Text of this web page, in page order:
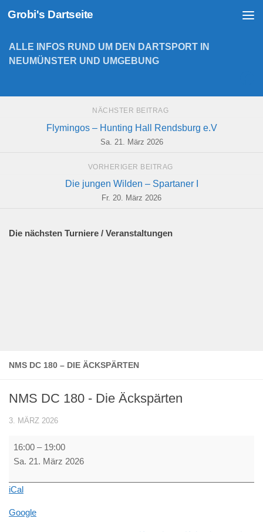
Zum Inhalt springen
Grobi's Dartseite
NMS DC 180 – DIE ÄCKSPÄRTEN
NMS DC 180 - Die Äckspärten
3. MÄRZ 2026
NMS
DC
-
Äckspärten
16:00 – 19:00
Sa. 21. März 2026
iCal
Google
ALLE INFOS RUND UM DEN DARTSPORT IN
NEUMÜNSTER UND UMGEBUNG
NÄCHSTER BEITRAG
Flymingos – Hunting Hall Rendsburg e.V
Sa. 21. März 2026
VORHERIGER BEITRAG
Die jungen Wilden – Spartaner I
Fr. 20. März 2026
Die nächsten Turniere / Veranstaltungen